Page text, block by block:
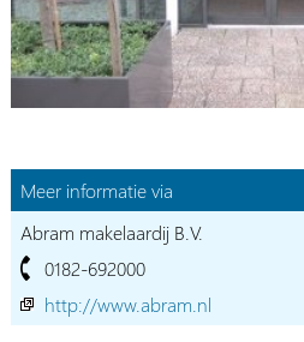
Meer informatie via
Abram makelaardij B.V.
0182-692000
http://www.abram.nl